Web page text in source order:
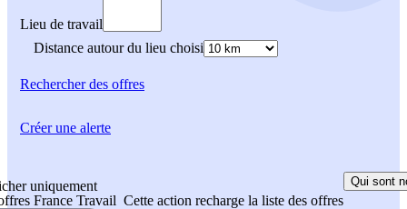
Lieu de travail
Distance autour du lieu choisi
Rechercherdes offres
uniquement
France Travail Cette action recharge la liste des offres
Qui sont
Créer une alerte